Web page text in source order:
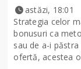
astăzi, 18:01
Strategia celor
bonusuri ca
sau de a-i
ofertă, acestea